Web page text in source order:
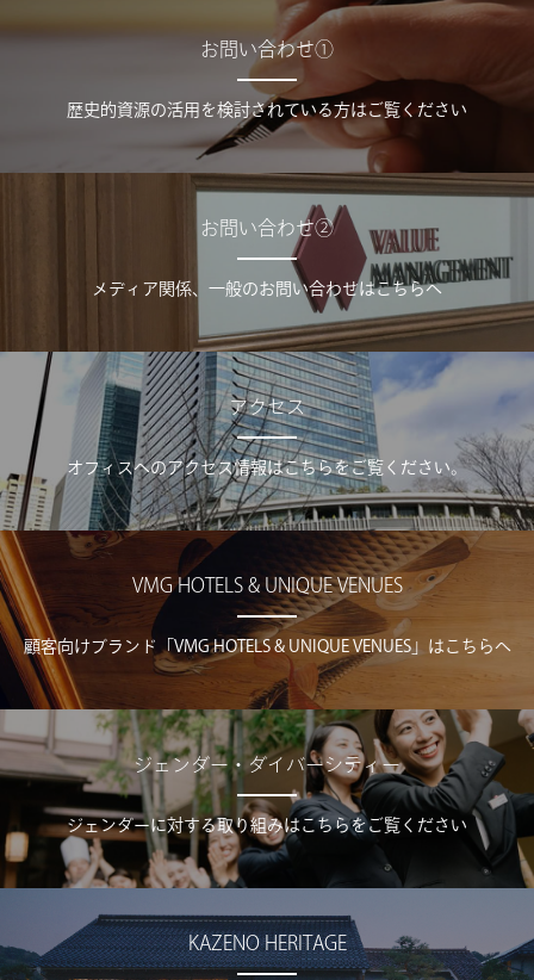
お問い合わせ①
歴史的資源の活用を検討されている方はご覧ください
お問い合わせ②
メディア関係、一般のお問い合わせはこちらへ
アクセス
オフィスへのアクセス情報はこちらをご覧ください。
VMG HOTELS & UNIQUE VENUES
顧客向けブランド「VMG HOTELS & UNIQUE VENUES」はこちらへ
ジェンダー・ダイバーシティー
ジェンダーに対する取り組みはこちらをご覧ください
KAZENO HERITAGE